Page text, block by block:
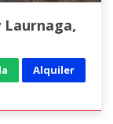
Laurnaga,
Alquiler